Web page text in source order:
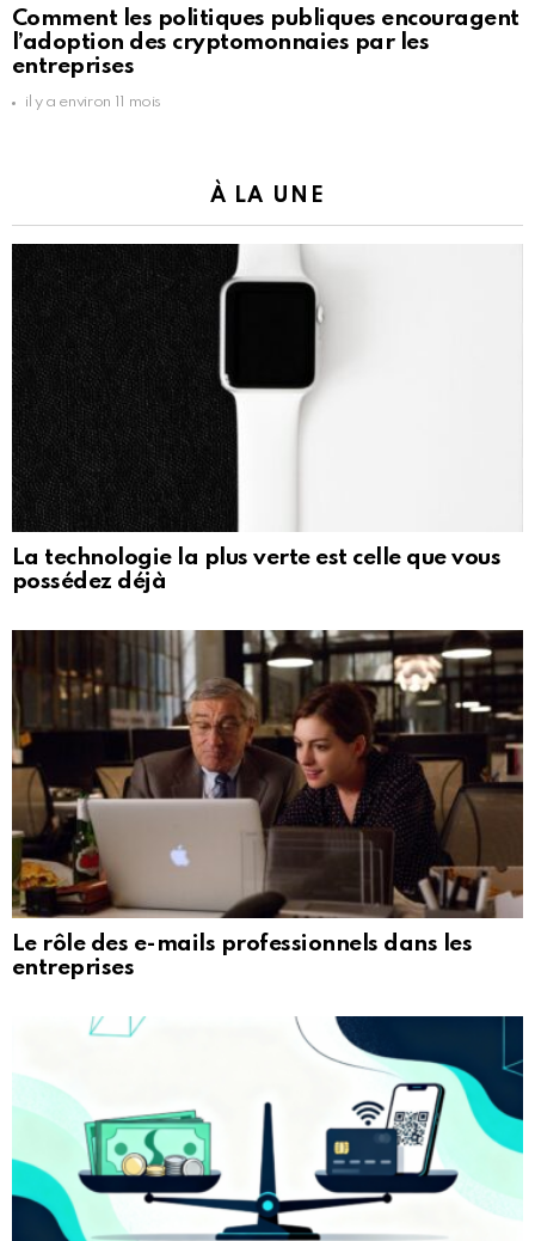
Comment les politiques publiques encouragent
l’adoption des cryptomonnaies par les
entreprises
il y a environ 11 mois
À LA UNE
La technologie la plus verte est celle que vous
possédez déjà
Le rôle des e-mails professionnels dans les
entreprises